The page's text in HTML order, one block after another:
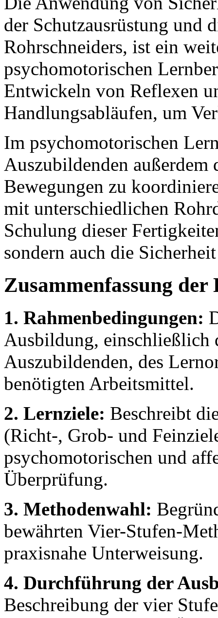
der Schutzausrüstung und
Rohrschneiders, ist ein
psychomotorischen
Entwickeln von Reflexen
Handlungsabläufen, um
Im psychomotorischen
Auszubildenden
Bewegungen zu
mit unterschiedlichen
Schulung dieser
sondern auch die
Zusammenfassung der
1. Rahmenbedingungen:
Ausbildung, einschließlich
Auszubildenden, des
benötigten Arbeitsmittel.
2. Lernziele: Beschreibt
(Richt-, Grob- und
psychomotorischen und
Überprüfung.
3. Methodenwahl:
bewährten Vier-Stufen-
praxisnahe Unterweisung.
4. Durchführung der
Beschreibung der vier